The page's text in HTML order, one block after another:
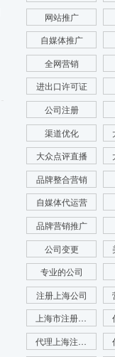
网站推广
自媒体推广
全网营销
进出口许可证
公司注册
渠道优化
大众点评直播
品牌整合营销
自媒体代运营
品牌营销推广
公司变更
专业的公司
注册上海公司
上海市注册公司
代理上海注册公司